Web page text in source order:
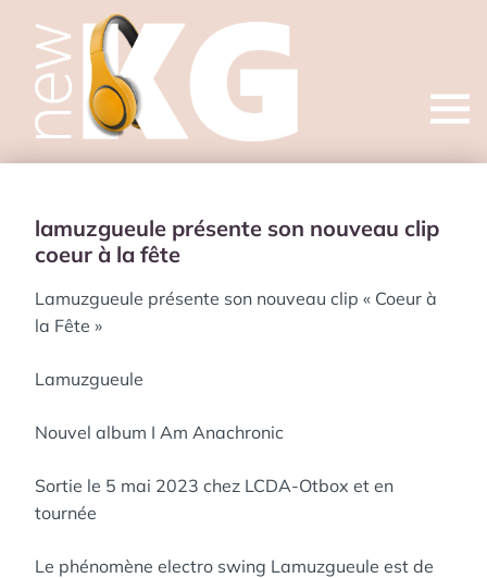
Open
lamuzgueule présente son nouveau clip
coeur à la fête
Lamuzgueule présente son nouveau clip « Coeur à
la Fête »
Lamuzgueule
Nouvel album I Am Anachronic
Sortie le 5 mai 2023 chez LCDA-Otbox et en
tournée
Le phénomène electro swing Lamuzgueule est de